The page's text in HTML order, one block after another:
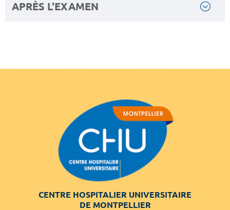
APRÈS L'EXAMEN
CENTRE HOSPITALIER UNIVERSITAIRE
DE MONTPELLIER